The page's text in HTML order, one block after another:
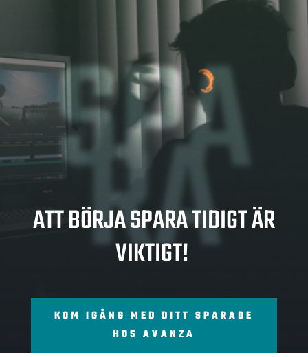
SPA
RA
ATT BÖRJA SPARA TIDIGT ÄR
VIKTIGT!
KOM IGÅNG MED DITT SPARADE
HOS AVANZA